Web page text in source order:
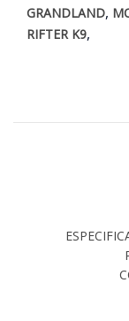
GRANDLAND,
RIFTER K9,